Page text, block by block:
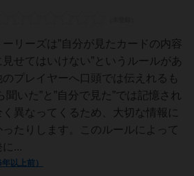
ーリーズは”自分が見たカードの内容
せてはいけない”というルールがあ
のプレイヤーへ口頭では伝えれるも
聞いた”と”自分で見た”では記憶され
異なってくるため、大切な情報に
たりします。このルールによって
に...
以上前）